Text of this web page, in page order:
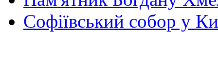
Софіївський собор у